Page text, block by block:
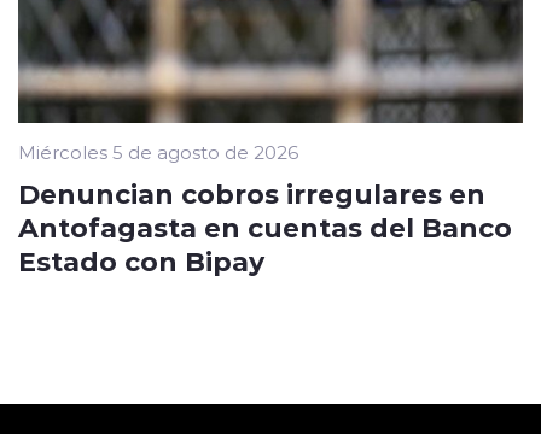
Miércoles 5 de agosto de 2026
Denuncian cobros irregulares en
Antofagasta en cuentas del Banco
Estado con Bipay